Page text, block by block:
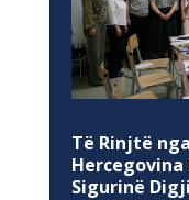
Të Rinjtë
Sigurinë